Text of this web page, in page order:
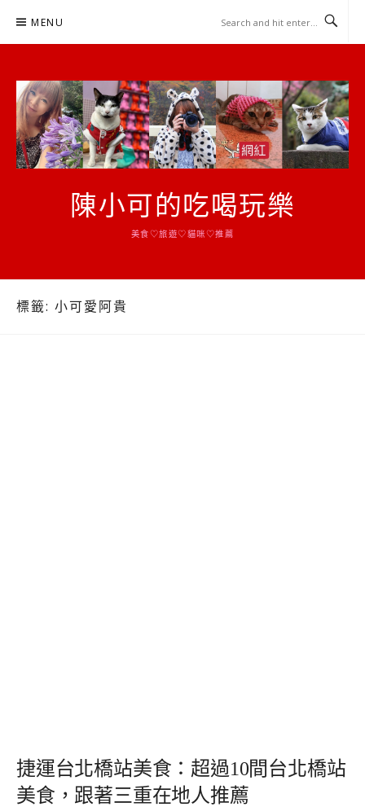
MENU
陳小可的吃喝玩樂
美食♡旅遊♡貓咪♡推薦
標籤: 小可愛阿貴
捷運台北橋站美食：超過10間台北橋站
美食，跟著三重在地人推薦